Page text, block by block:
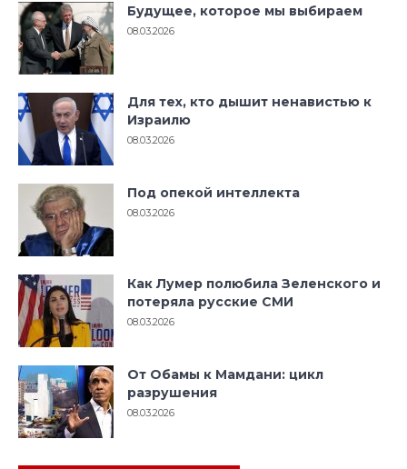
Будущее, которое мы выбираем
08.03.2026
Для тех, кто дышит ненавистью к
Израилю
08.03.2026
Под опекой интеллекта
08.03.2026
Как Лумер полюбила Зеленского и
потеряла русские СМИ
08.03.2026
От Обамы к Мамдани: цикл
разрушения
08.03.2026